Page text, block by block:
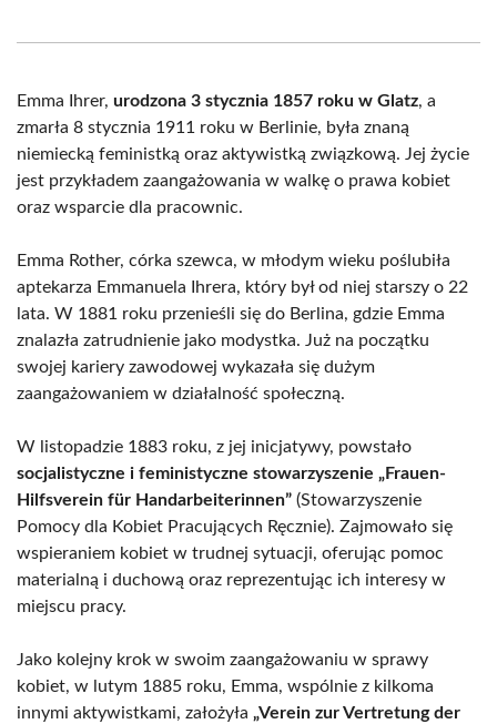
(Twitter)
Emma Ihrer, urodzona 3 stycznia 1857 roku w Glatz, a
zmarła 8 stycznia 1911 roku w Berlinie, była znaną
niemiecką feministką oraz aktywistką związkową. Jej życie
jest przykładem zaangażowania w walkę o prawa kobiet
oraz wsparcie dla pracownic.
Emma Rother, córka szewca, w młodym wieku poślubiła
aptekarza Emmanuela Ihrera, który był od niej starszy o 22
lata. W 1881 roku przenieśli się do Berlina, gdzie Emma
znalazła zatrudnienie jako modystka. Już na początku
swojej kariery zawodowej wykazała się dużym
zaangażowaniem w działalność społeczną.
W listopadzie 1883 roku, z jej inicjatywy, powstało
socjalistyczne i feministyczne stowarzyszenie „Frauen-
Hilfsverein für Handarbeiterinnen” (Stowarzyszenie
Pomocy dla Kobiet Pracujących Ręcznie). Zajmowało się
wspieraniem kobiet w trudnej sytuacji, oferując pomoc
materialną i duchową oraz reprezentując ich interesy w
miejscu pracy.
Jako kolejny krok w swoim zaangażowaniu w sprawy
kobiet, w lutym 1885 roku, Emma, wspólnie z kilkoma
innymi aktywistkami, założyła „Verein zur Vertretung der